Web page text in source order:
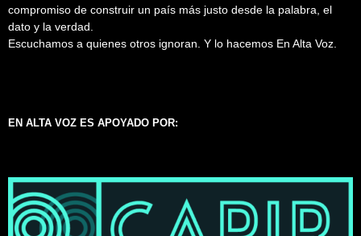
compromiso de construir un país más justo desde la palabra, el
dato y la verdad.
Escuchamos a quienes otros ignoran. Y lo hacemos En Alta Voz.
EN ALTA VOZ ES APOYADO POR: